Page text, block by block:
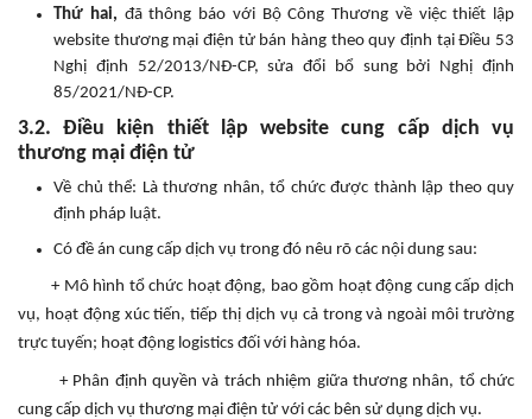
Thứ hai, đã thông báo với Bộ Công Thương về việc thiết lập
website thương mại điện tử bán hàng theo quy định tại Điều 53
Nghị định 52/2013/NĐ-CP, sửa đổi bổ sung bởi Nghị định
85/2021/NĐ-CP.
3.2. Điều kiện thiết lập website cung cấp dịch vụ
thương mại điện tử
Về chủ thể: Là thương nhân, tổ chức được thành lập theo quy
định pháp luật.
Có đề án cung cấp dịch vụ trong đó nêu rõ các nội dung sau:
+ Mô hình tổ chức hoạt động, bao gồm hoạt động cung cấp dịch
vụ, hoạt động xúc tiến, tiếp thị dịch vụ cả trong và ngoài môi trường
trực tuyến; hoạt động logistics đối với hàng hóa.
+ Phân định quyền và trách nhiệm giữa thương nhân, tổ chức
cung cấp dịch vụ thương mại điện tử với các bên sử dụng dịch vụ.